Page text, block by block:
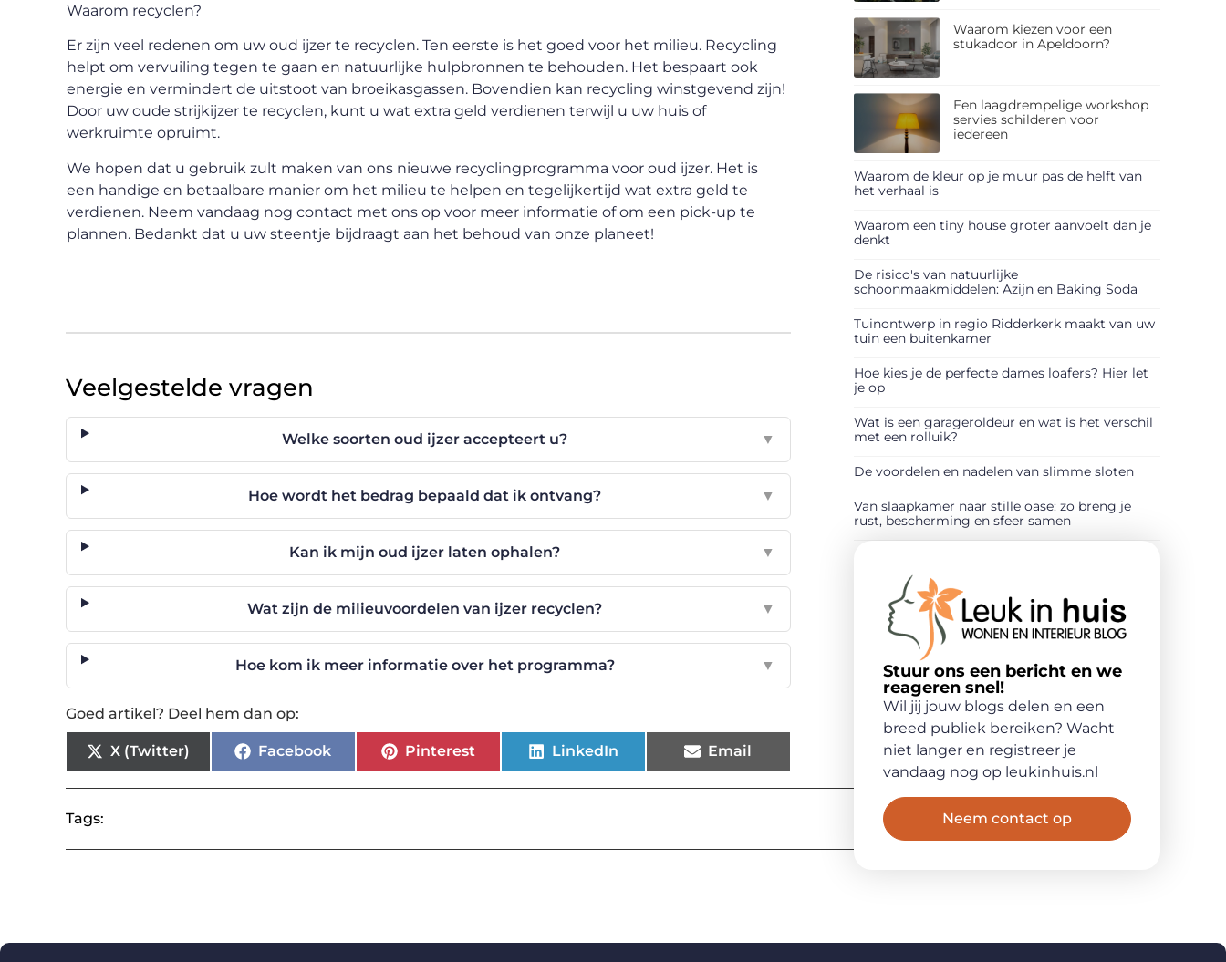
Waarom recyclen?
Er zijn veel redenen om uw oud ijzer te recyclen. Ten eerste is het goed voor het milieu. Recycling
helpt om vervuiling tegen te gaan en natuurlijke hulpbronnen te behouden. Het bespaart ook
energie en vermindert de uitstoot van broeikasgassen. Bovendien kan recycling winstgevend zijn!
Door uw oude strijkijzer te recyclen, kunt u wat extra geld verdienen terwijl u uw huis of
werkruimte opruimt.
We hopen dat u gebruik zult maken van ons nieuwe recyclingprogramma voor oud ijzer. Het is
een handige en betaalbare manier om het milieu te helpen en tegelijkertijd wat extra geld te
verdienen. Neem vandaag nog contact met ons op voor meer informatie of om een pick-up te
plannen. Bedankt dat u uw steentje bijdraagt aan het behoud van onze planeet!
Veelgestelde vragen
Welke soorten oud ijzer accepteert u? ▼
Hoe wordt het bedrag bepaald dat ik ontvang? ▼
Kan ik mijn oud ijzer laten ophalen? ▼
Wat zijn de milieuvoordelen van ijzer recyclen? ▼
Hoe kom ik meer informatie over het programma? ▼
Goed artikel? Deel hem dan op:
X (Twitter) Facebook Pinterest LinkedIn Email
Tags:
Waarom kiezen voor een
stukadoor in Apeldoorn?
Een laagdrempelige workshop
servies schilderen voor
iedereen
Waarom de kleur op je muur pas de helft van
het verhaal is
Waarom een tiny house groter aanvoelt dan je
denkt
De risico's van natuurlijke
schoonmaakmiddelen: Azijn en Baking Soda
Tuinontwerp in regio Ridderkerk maakt van uw
tuin een buitenkamer
Hoe kies je de perfecte dames loafers? Hier let
je op
Wat is een garageroldeur en wat is het verschil
met een rolluik?
De voordelen en nadelen van slimme sloten
Van slaapkamer naar stille oase: zo breng je
rust, bescherming en sfeer samen
Stuur ons een bericht en we
reageren snel!
Wil jij jouw blogs delen en een
breed publiek bereiken? Wacht
niet langer en registreer je
vandaag nog op leukinhuis.nl
Neem contact op